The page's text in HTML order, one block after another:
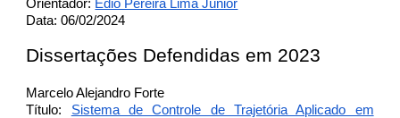
Orientador: Édio Pereira Lima Júnior
Data: 06/02/2024
Dissertações Defendidas em 2023
Marcelo Alejandro Forte
Título:
Sistema de Controle de Trajetória Aplicado em